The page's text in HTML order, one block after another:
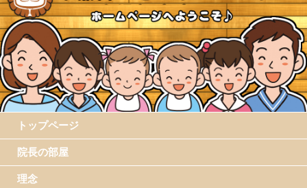
トップページ
院長の部屋
理念